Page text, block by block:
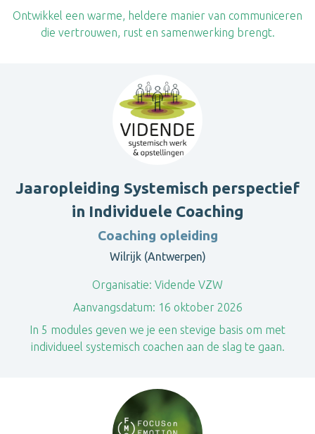
Ontwikkel een warme, heldere manier van communiceren
die vertrouwen, rust en samenwerking brengt.
Jaaropleiding Systemisch perspectief
in Individuele Coaching
Coaching opleiding
Wilrijk (Antwerpen)
Organisatie: Vidende VZW
Aanvangsdatum: 16 oktober 2026
In 5 modules geven we je een stevige basis om met
individueel systemisch coachen aan de slag te gaan.